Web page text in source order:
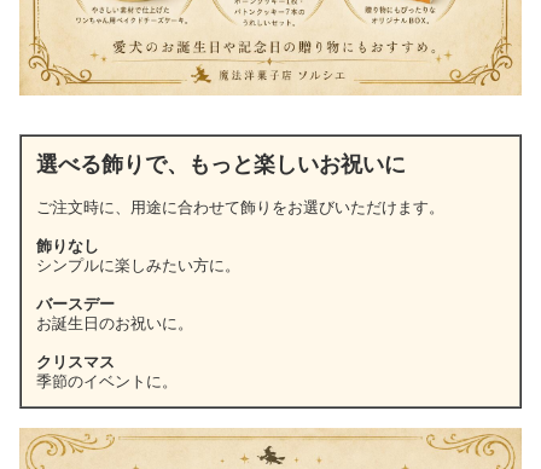
選べる飾りで、もっと楽しいお祝いに
ご注文時に、用途に合わせて飾りをお選びいただけます。
飾りなし
シンプルに楽しみたい方に。
バースデー
お誕生日のお祝いに。
クリスマス
季節のイベントに。